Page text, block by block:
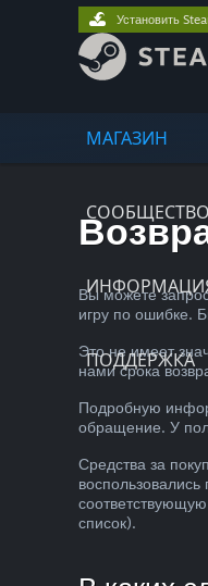
МАГАЗИН
СООБЩЕСТВО
ПОДДЕРЖКА
Установить
Вы можете
игру по ошибке.
Это не имеет
нами срока
Подробную
обращение. У
Средства за
список).